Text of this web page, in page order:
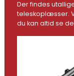
Der findes
teleskoplæsser.
du kan altid se